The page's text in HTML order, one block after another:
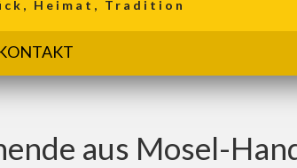
Heimat, Tradition
aus Mosel-